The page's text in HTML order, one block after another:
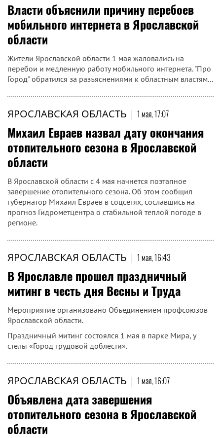
Власти объяснили причину перебоев
мобильного интернета в Ярославской
области
Жители Ярославской области 1 мая жаловались на
перебои и медленную работу мобильного интернета. "Про
Город" обратился за разъяснениями к областным властям...
ЯРОСЛАВСКАЯ ОБЛАСТЬ | 1 мая, 17:07
Михаил Евраев назвал дату окончания
отопительного сезона в Ярославской
области
В Ярославской области с 4 мая начнется поэтапное
завершение отопительного сезона. Об этом сообщил
губернатор Михаил Евраев в соцсетях, сославшись на
прогноз Гидрометцентра о стабильной теплой погоде в
регионе.
ЯРОСЛАВСКАЯ ОБЛАСТЬ | 1 мая, 16:43
В Ярославле прошел праздничный
митинг в честь дня Весны и Труда
Мероприятие организовано Объединением профсоюзов
Ярославской области.
Праздничный митинг состоялся 1 мая в парке Мира, у
стелы «Город трудовой доблести».
ЯРОСЛАВСКАЯ ОБЛАСТЬ | 1 мая, 16:07
Объявлена дата завершения
отопительного сезона в Ярославской
области